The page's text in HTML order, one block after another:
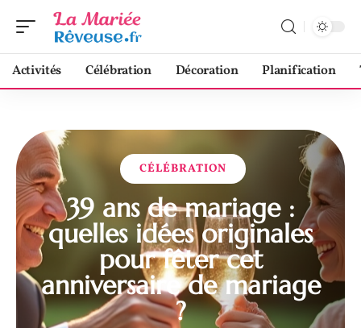
Activités Célébration Décoration Planification
CÉLÉBRATION
39 ans de mariage :
quelles idées originales
pour fêter cet
anniversaire de mariage
?